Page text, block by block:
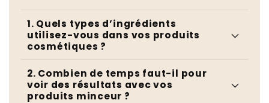
1. Quels types d’ingrédients
utilisez-vous dans vos produits
cosmétiques ?
2. Combien de temps faut-il pour
voir des résultats avec vos
produits minceur ?